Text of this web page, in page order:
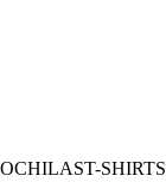
T-SHIRTS